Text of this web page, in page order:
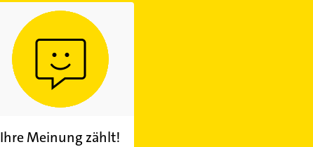
Ihre Meinung zählt!